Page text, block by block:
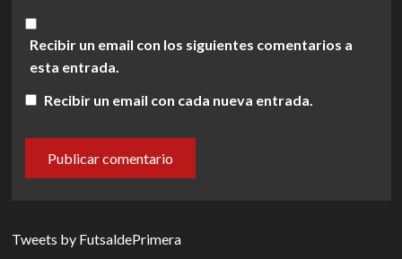
Recibir un email con los siguientes comentarios a
esta entrada.
Recibir un email con cada nueva entrada.
Tweets by FutsaldePrimera